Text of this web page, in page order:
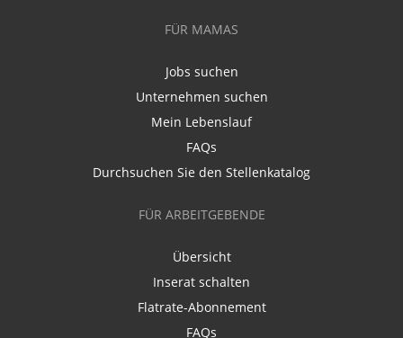
FÜR MAMAS
Jobs suchen
Unternehmen suchen
Mein Lebenslauf
FAQs
Durchsuchen Sie den Stellenkatalog
FÜR ARBEITGEBENDE
Übersicht
Inserat schalten
Flatrate-Abonnement
FAQs